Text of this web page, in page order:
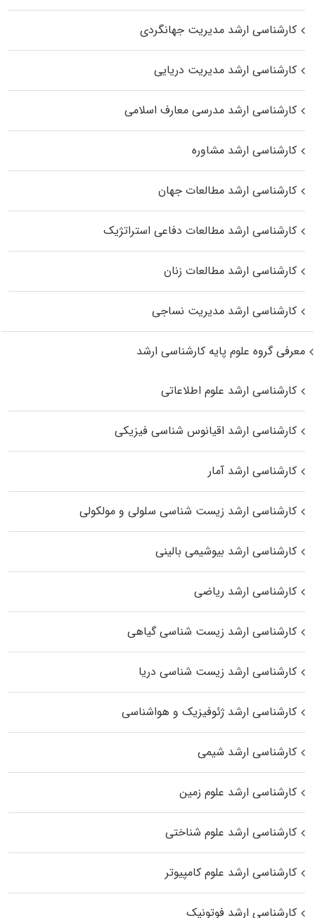
کارشناسی ارشد مدیریت جهانگردی
کارشناسی ارشد مدیریت دریایی
کارشناسی ارشد مدرسی معارف اسلامی
کارشناسی ارشد مشاوره
کارشناسی ارشد مطالعات جهان
کارشناسی ارشد مطالعات دفاعی استراتژیک
کارشناسی ارشد مطالعات زنان
کارشناسی ارشد مدیریت نساجی
معرفی گروه علوم پایه کارشناسی ارشد
کارشناسی ارشد علوم اطلاعاتی
کارشناسی ارشد اقیانوس‌ شناسی فیزیکی
کارشناسی ارشد آمار
کارشناسی ارشد زیست شناسی سلولی و مولکولی
کارشناسی ارشد بیوشیمی بالینی
کارشناسی ارشد ریاضی
کارشناسی ارشد زیست‌ شناسی گیاهی
کارشناسی ارشد زیست‌ شناسی دریا
کارشناسی ارشد ژئوفیزیک و هواشناسی
کارشناسی ارشد شیمی
کارشناسی ارشد علوم زمین
کارشناسی ارشد علوم شناختی
کارشناسی ارشد علوم کامپیوتر
کارشناسی ارشد فوتونیک